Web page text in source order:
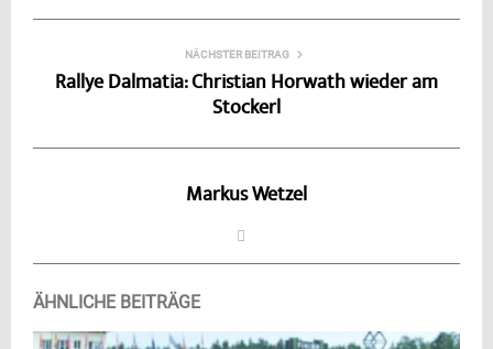
NÄCHSTER BEITRAG
Rallye Dalmatia: Christian Horwath wieder am
Stockerl
Markus Wetzel
ÄHNLICHE BEITRÄGE